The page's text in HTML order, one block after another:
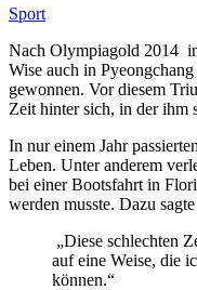
Sport
Nach Olympiagold 2014
Wise auch in
gewonnen. Vor diesem
Zeit hinter sich, in der ihm
In nur einem Jahr
Leben. Unter anderem
bei einer Bootsfahrt in
werden musste. Dazu
„Diese schlechten
auf eine Weise, die
können.“